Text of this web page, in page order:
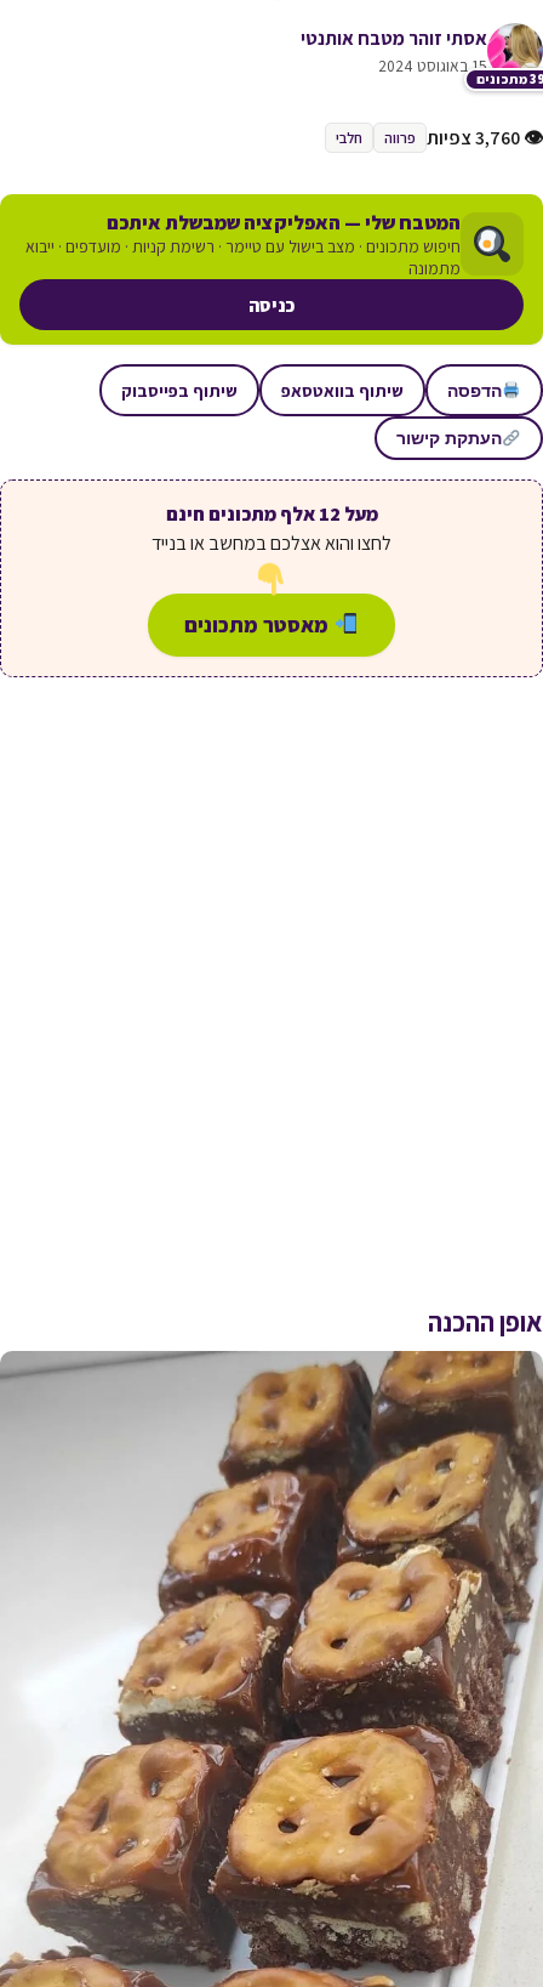
אסתי זוהר מטבח אותנטי
15 באוגוסט 2024
👁 3,760 צפיות פרווה חלבי
המטבח שלי — האפליקציה שמבשלת איתכם
חיפוש מתכונים · מצב בישול עם טיימר · רשימת קניות · מועדפים · ייבוא
מתמונה
כניסה
הדפסה שיתוף בוואטסאפ שיתוף בפייסבוק
העתקת קישור
מעל 12 אלף מתכונים חינם
לחצו והוא אצלכם במחשב או בנייד
מאסטר מתכונים
אופן ההכנה